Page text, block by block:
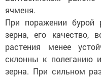
ячменя.
При поражении бурой
зерна, его качество,
растения менее
склонны к полеганию
зерна. При сильном